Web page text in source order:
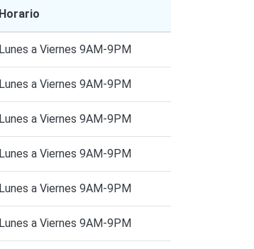
Horario
Lunes a Viernes 9AM-9PM
Lunes a Viernes 9AM-9PM
Lunes a Viernes 9AM-9PM
Lunes a Viernes 9AM-9PM
Lunes a Viernes 9AM-9PM
Lunes a Viernes 9AM-9PM